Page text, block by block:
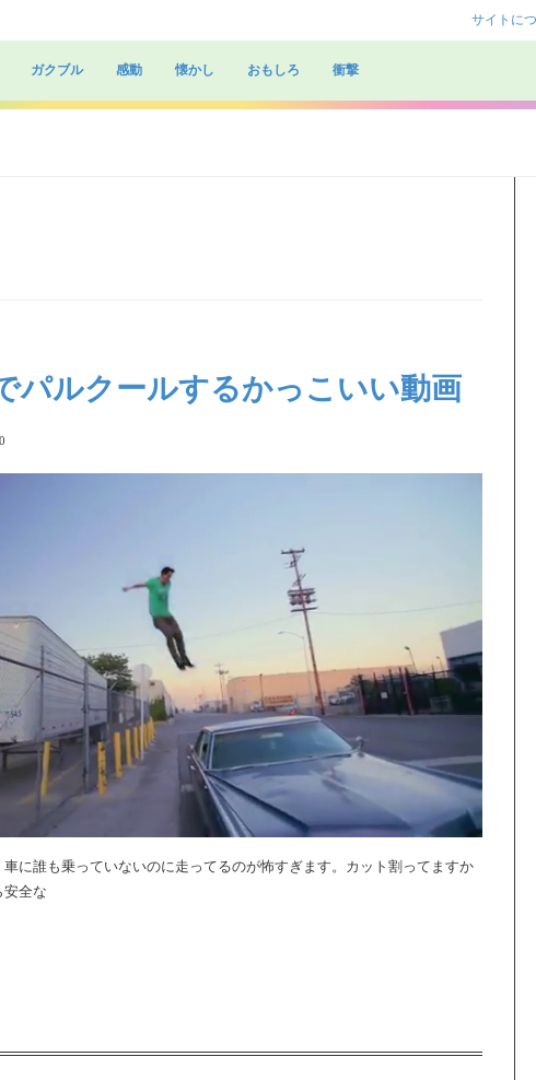
サイトに
ガクブル 感動 懐かし おもしろ 衝撃
パルクールするかっこいい動画
0
に誰も乗っていないのに走ってるのが怖すぎます。カット割ってますか
安全な